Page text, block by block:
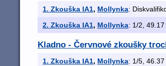
1. Zkouška IA1, Mollynka:
2. Zkouška IA1, Mollynka: 1/2,
Kladno - Červnové zkoušky
1. Zkouška IA1, Mollynka: 1/5,